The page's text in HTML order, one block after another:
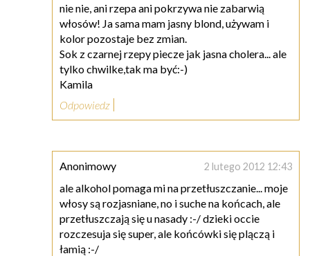
nie nie, ani rzepa ani pokrzywa nie zabarwią
włosów! Ja sama mam jasny blond, używam i
kolor pozostaje bez zmian.
Sok z czarnej rzepy piecze jak jasna cholera... ale
tylko chwilke,tak ma być:-)
Kamila
Odpowiedz
Anonimowy 2 lutego 2012 12:43
ale alkohol pomaga mi na przetłuszczanie... moje
włosy są rozjasniane, no i suche na końcach, ale
przetłuszczają się u nasady :-/ dzieki occie
rozczesuja się super, ale końcówki się plączą i
łamią :-/